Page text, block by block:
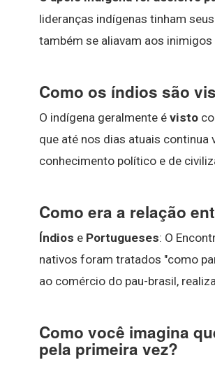
lideranças indígenas tinham
também se aliavam aos
Como os índios são
O indígena geralmente é visto
que até nos dias atuais
conhecimento político e de
Como era a relação
Índios e Portugueses: O
nativos foram tratados "como
ao comércio do pau-brasil,
Como você imagina
pela primeira vez?